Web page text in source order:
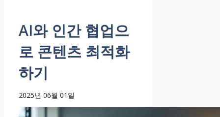
AI와 인간 협업으
로 콘텐츠 최적화
하기
2025년 06월 01일